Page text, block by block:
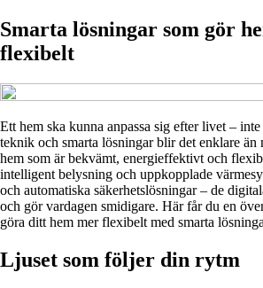
Smarta lösningar som gör
flexibelt
Ett hem ska kunna anpassa sig efter livet –
teknik och smarta lösningar blir det enklare än
hem som är bekvämt, energieffektivt och
intelligent belysning och uppkopplade
och automatiska säkerhetslösningar – de
och gör vardagen smidigare. Här får du en
göra ditt hem mer flexibelt med smarta
Ljuset som följer din rytm